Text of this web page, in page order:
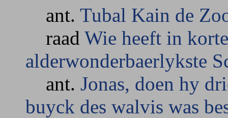
ant. Tubal Kain de
raad Wie heeft in
alderwonderbaerlykste
ant. Jonas, doen hy
buyck des walvis was